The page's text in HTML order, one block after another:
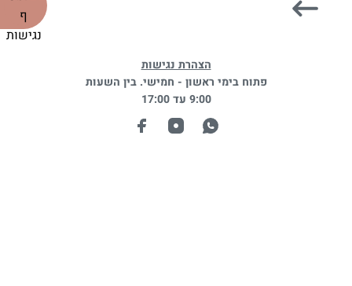
הצהרת נגישות
פתוח בימי ראשון - חמישי. בין השעות
9:00 עד 17:00